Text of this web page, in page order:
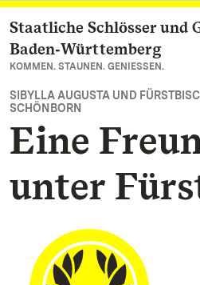
Zum Hauptinhalt springen
Staatliche Schlösser und
Baden‑Württemberg
KOMMEN. STAUNEN. GENIESSEN.
SIBYLLA AUGUSTA UND
SCHÖNBORN
Eine
unter